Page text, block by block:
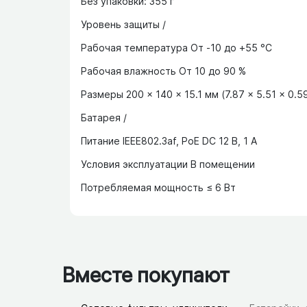
Уровень защиты /
Рабочая температура От -10 до +55 °C
Рабочая влажность От 10 до 90 %
Размеры 200 × 140 × 15.1 мм (7.87 × 5.51 ×
Батарея /
Питание IEEE802.3af, PoE DC 12 В, 1 A
Условия эксплуатации В помещении
Потребляемая мощность ≤ 6 Вт
Вместе покупают